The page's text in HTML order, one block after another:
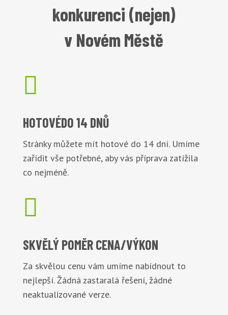
konkurenci (nejen)
v Novém Městě

HOTOVÉDO 14 DNŮ
Stránky můžete mít hotové do 14 dní. Umíme
zařídit vše potřebné, aby vás příprava zatížila
co nejméně.

SKVĚLÝ POMĚRCENA/VÝKON
Za skvělou cenu vám umíme nabídnout to
nejlepší. Žádná zastaralá řešení, žádné
neaktualizované verze.